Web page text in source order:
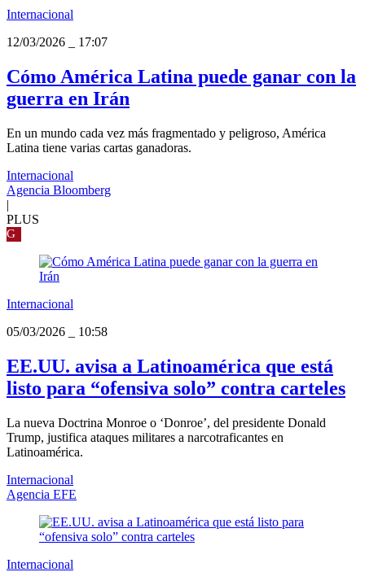
Internacional
12/03/2026
17:07
Cómo América Latina puede ganar con la
guerra en Irán
En un mundo cada vez más fragmentado y peligroso, América
Latina tiene varias cartas ganadoras.
Internacional
Agencia Bloomberg
|
PLUS
G
Internacional
05/03/2026
10:58
EE.UU. avisa a Latinoamérica que está
listo para “ofensiva solo” contra carteles
La nueva Doctrina Monroe o ‘Donroe’, del presidente Donald
Trump, justifica ataques militares a narcotraficantes en
Latinoamérica.
Internacional
Agencia EFE
Internacional